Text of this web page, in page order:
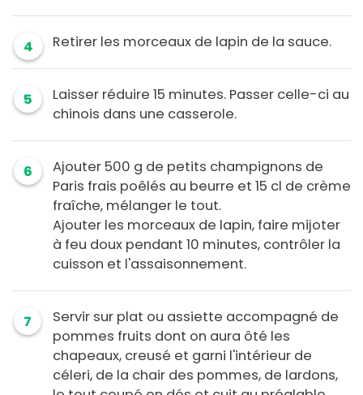
4 Retirer les morceaux de lapin de la sauce.
5
Laisser réduire 15 minutes. Passer celle-ci au
chinois dans une casserole.
6
Ajouter 500 g de petits champignons de
Paris frais poêlés au beurre et 15 cl de crème
fraîche, mélanger le tout.
Ajouter les morceaux de lapin, faire mijoter
à feu doux pendant 10 minutes, contrôler la
cuisson et l'assaisonnement.
7
Servir sur plat ou assiette accompagné de
pommes fruits dont on aura ôté les
chapeaux, creusé et garni l'intérieur de
céleri, de la chair des pommes, de lardons,